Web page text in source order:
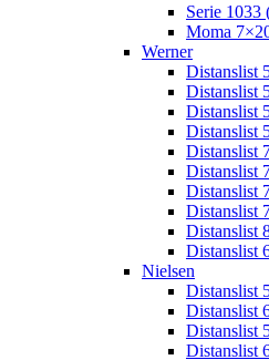
Serie 1033
Moma
Werner
Distanslist
Distanslist
Distanslist
Distanslist
Distanslist
Distanslist
Distanslist
Distanslist
Distanslist
Distanslist
Nielsen
Distanslist
Distanslist
Distanslist
Distanslist